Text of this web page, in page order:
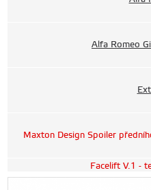
Alfa Romeo
Maxton Design Spoiler
Facelift V.1 -